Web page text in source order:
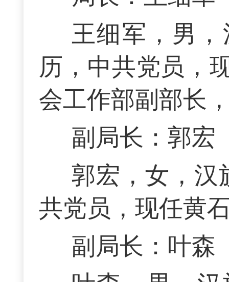
王细军，男
历，中共党员，
会工作部副部长
副局长：郭宏
郭宏，女，汉
共党员，现任黄
副局长：叶森